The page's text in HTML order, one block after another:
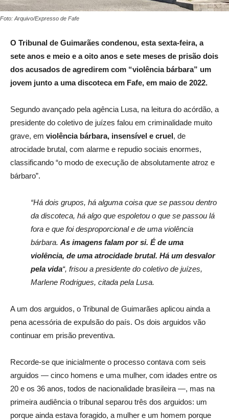
Foto: Arquivo/Expresso de Fafe
O Tribunal de Guimarães condenou, esta sexta-feira, a
sete anos e meio e a oito anos e sete meses de prisão dois
dos acusados de agredirem com “violência bárbara” um
jovem junto a uma discoteca em Fafe, em maio de 2022.
Segundo avançado pela agência Lusa, na leitura do acórdão, a
presidente do coletivo de juízes falou em criminalidade muito
grave, em violência bárbara, insensível e cruel, de
atrocidade brutal, com alarme e repudio sociais enormes,
classificando “o modo de execução de absolutamente atroz e
bárbaro”.
“Há dois grupos, há alguma coisa que se passou dentro
da discoteca, há algo que espoletou o que se passou lá
fora e que foi desproporcional e de uma violência
bárbara. As imagens falam por si. É de uma
violência, de uma atrocidade brutal. Há um desvalor
pela vida“, frisou a presidente do coletivo de juízes,
Marlene Rodrigues, citada pela Lusa.
A um dos arguidos, o Tribunal de Guimarães aplicou ainda a
pena acessória de expulsão do país. Os dois arguidos vão
continuar em prisão preventiva.
Recorde-se que inicialmente o processo contava com seis
arguidos — cinco homens e uma mulher, com idades entre os
20 e os 36 anos, todos de nacionalidade brasileira —, mas na
primeira audiência o tribunal separou três dos arguidos: um
porque ainda estava foragido, a mulher e um homem porque